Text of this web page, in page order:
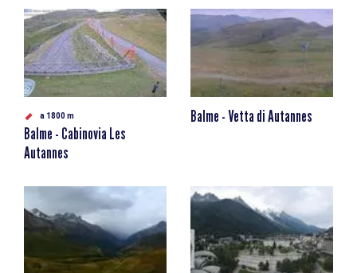
a 1800 m
Balme - Cabinovia Les
Autannes
Balme - Vetta di Autannes